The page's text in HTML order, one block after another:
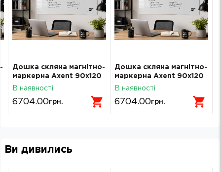
Дошка скляна магнітно-
маркерна Axent 90x120
см, біла 9616-21-А
В наявності
6704.00грн.
Дошка скляна магнітно-
маркерна Axent 90x120
см, біла 9616-21-А
В наявності
6704.00грн.
Ви дивились